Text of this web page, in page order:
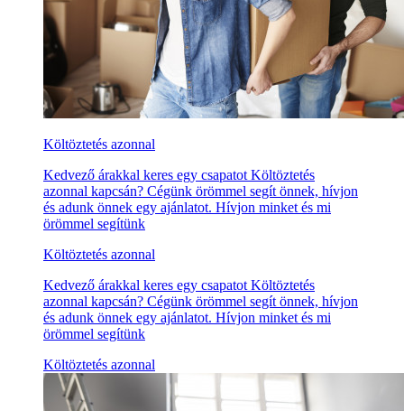
Költöztetés azonnal
Kedvező árakkal keres egy csapatot Költöztetés
azonnal kapcsán? Cégünk örömmel segít önnek, hívjon
és adunk önnek egy ajánlatot. Hívjon minket és mi
örömmel segítünk
Költöztetés azonnal
Kedvező árakkal keres egy csapatot Költöztetés
azonnal kapcsán? Cégünk örömmel segít önnek, hívjon
és adunk önnek egy ajánlatot. Hívjon minket és mi
örömmel segítünk
Költöztetés azonnal